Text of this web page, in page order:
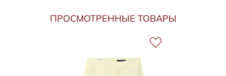
ПРОСМОТРЕННЫЕ ТОВАРЫ